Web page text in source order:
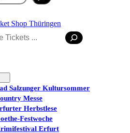
Salzunger Kultursommer
Messe
Herbstlese
Festwoche
Erfurt